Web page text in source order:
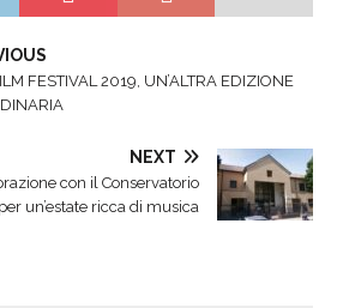
FESTIVAL 2019, UN’ALTRA EDIZIONE
NEXT
con il Conservatorio
un’estate ricca di musica